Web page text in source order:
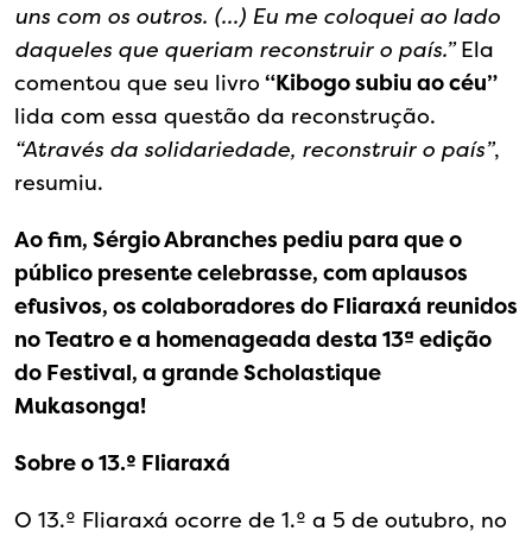
uns com os outros. (…) Eu me coloquei ao lado
daqueles que queriam reconstruir o país.”Ela
comentou que seu livro “Kibogo subiu ao céu”
lida com essa questão da reconstrução.
“Através da solidariedade, reconstruir o país”,
resumiu.
Ao fim, Sérgio Abranches pediu para que o
público presente celebrasse, com aplausos
efusivos, os colaboradores do Fliaraxá reunidos
no Teatro e a homenageada desta 13ª edição
do Festival, a grande Scholastique
Mukasonga!
Sobre o 13.º Fliaraxá
O 13.º Fliaraxá ocorre de 1.º a 5 de outubro, no